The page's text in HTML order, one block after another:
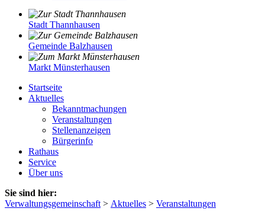
Stadt Thannhausen
Gemeinde Balzhausen
Markt Münsterhausen
Startseite
Aktuelles
Bekanntmachungen
Veranstaltungen
Stellenanzeigen
Bürgerinfo
Rathaus
Service
Über uns
Sie sind hier:
Verwaltungsgemeinschaft > Aktuelles > Veranstaltungen